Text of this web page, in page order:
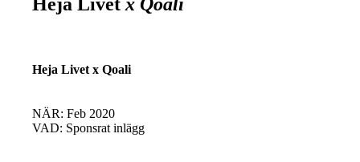
Heja Livet x Qoali
NÄR: Feb 2020
VAD: Sponsrat inlägg